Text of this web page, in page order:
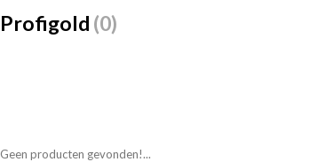
Profigold (0)
Geen producten gevonden!...